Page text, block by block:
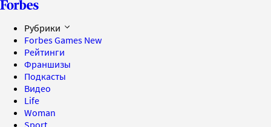
Рубрики
Forbes Games New
Рейтинги
Франшизы
Подкасты
Видео
Life
Woman
Sport